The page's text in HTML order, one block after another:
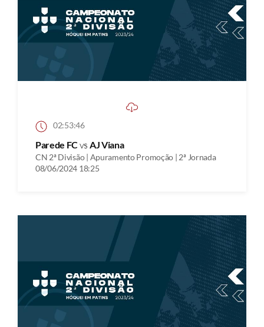
02:53:46
Parede FCvs AJ Viana
CN 2ª Divisão | Apuramento Promoção | 2ª Jornada
08/06/2024 18:25